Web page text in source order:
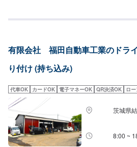
んでもお問い合わせください。◾プロの熟練
質への絶対の自信。とにかく安心してお任せ
たパーソナルメニューを提案！>「技術的な
客様目線での最善のメニューと車輌価値をで
のニーズや条件に確実に応えることにこだわ
い合わせ【2】お見積り【3】お見積りにご納
仕上がり次第納車-----納期について-----納期は
ります。(要相談)納期は前後する場合がござい
--ご来店時の注意、受付方法-----入庫の際はお
車スペースは事務所前の空いているスペースに
タッフへ「メンテモで予約しました」とお伝え
有限会社 福田自動車工業のドラ
り付け (持ち込み)
代車OK カードOK 電子マネーOK QR決済OK ロ
茨城県
8:00 ~